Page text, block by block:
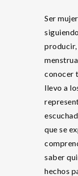
Ser
producir,
conocer
llevo a
que se
saber
hechos